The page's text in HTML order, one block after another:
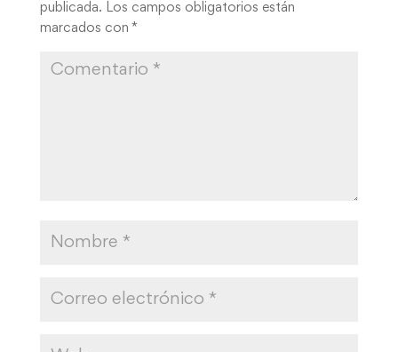
publicada.
Los campos obligatorios están
marcados con *